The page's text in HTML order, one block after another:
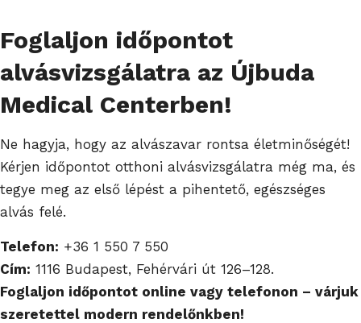
Foglaljon időpontot
alvásvizsgálatra az Újbuda
Medical Centerben!
Ne hagyja, hogy az alvászavar rontsa életminőségét!
Kérjen időpontot otthoni alvásvizsgálatra még ma, és
tegye meg az első lépést a pihentető, egészséges
alvás felé.
Telefon: +36 1 550 7 550
Cím: 1116 Budapest, Fehérvári út 126–128.
Foglaljon időpontot online vagy telefonon – várjuk
szeretettel modern rendelőnkben!